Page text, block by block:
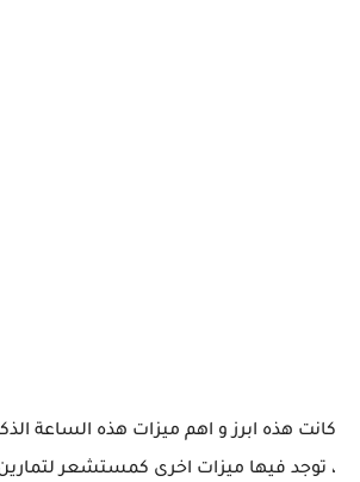
كانت هذه ابرز و اهم ميزات هذه الساعة
، توجد فيها ميزات اخرى كمستشعر